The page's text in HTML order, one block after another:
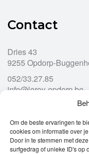
Om de beste ervaringen te
cookies om informatie over
Door in te stemmen met
surfgedrag of unieke ID's op
Contact
Dries 43
9255 Opdorp-
052/33.27.85
info@leroy-opdorp.be
Ma
gesloten